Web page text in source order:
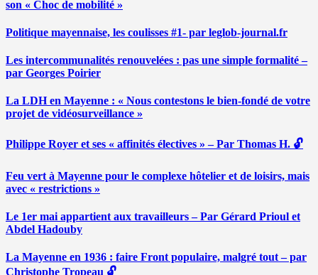
son « Choc de mobilité »
Politique mayennaise, les coulisses #1- par leglob-journal.fr
Les intercommunalités renouvelées : pas une simple formalité –
par Georges Poirier
La LDH en Mayenne : « Nous contestons le bien-fondé de votre
projet de vidéosurveillance »
Philippe Royer et ses « affinités électives » – Par Thomas H. 🔓
Feu vert à Mayenne pour le complexe hôtelier et de loisirs, mais
avec « restrictions »
Le 1er mai appartient aux travailleurs – Par Gérard Prioul et
Abdel Hadouby
La Mayenne en 1936 : faire Front populaire, malgré tout – par
Christophe Tropeau 🔓